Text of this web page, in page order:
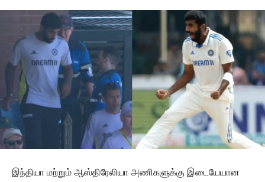
இந்தியா மற்றும் ஆஸ்திரேலியா அணிகளுக்கு இடையேயான